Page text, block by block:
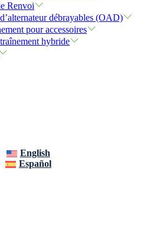
Renvoi
débrayables (OAD)
pour accessoires
hybride
English
Español